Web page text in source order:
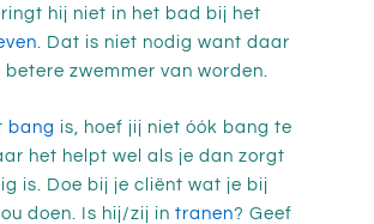
hij niet in het bad bij het
. Dat is niet nodig want daar
betere zwemmer van worden.
bang is, hoef jij niet óók bang te
het helpt wel als je dan zorgt
is. Doe bij je cliënt wat je bij
doen. Is hij/zij in tranen? Geef